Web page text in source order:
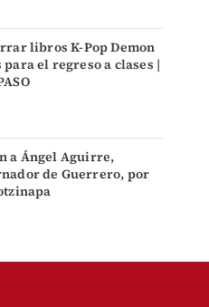
libros K-Pop Demon
el regreso a clases |
a Ángel Aguirre,
de Guerrero, por